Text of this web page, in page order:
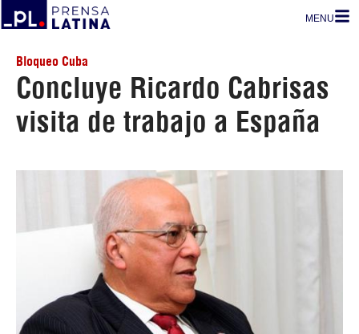
MENU
Bloqueo Cuba
Concluye Ricardo Cabrisas
visita de trabajo a España